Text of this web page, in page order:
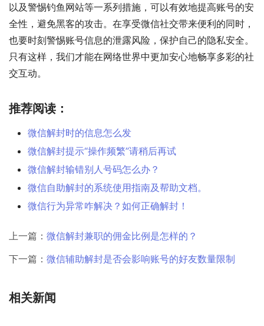
以及警惕钓鱼网站等一系列措施，可以有效地提高账号的安
全性，避免黑客的攻击。在享受微信社交带来便利的同时，
也要时刻警惕账号信息的泄露风险，保护自己的隐私安全。
只有这样，我们才能在网络世界中更加安心地畅享多彩的社
交互动。
推荐阅读：
微信解封时的信息怎么发
微信解封提示“操作频繁”请稍后再试
微信解封输错别人号码怎么办？
微信自助解封的系统使用指南及帮助文档。
微信行为异常咋解决？如何正确解封！
上一篇： 微信解封兼职的佣金比例是怎样的？
下一篇： 微信辅助解封是否会影响账号的好友数量限制
相关新闻